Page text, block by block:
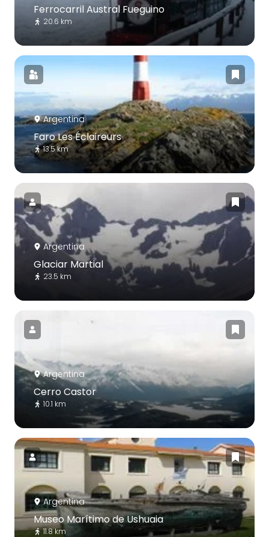
Ferrocarril Austral Fueguino
20.6 km
Argentina
Faro Les Éclaireurs
13.5 km
Argentina
Glaciar Martial
23.5 km
Argentina
Cerro Castor
10.1 km
Argentina
Museo Marítimo de Ushuaia
11.8 km